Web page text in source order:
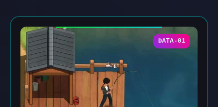
DATA-01